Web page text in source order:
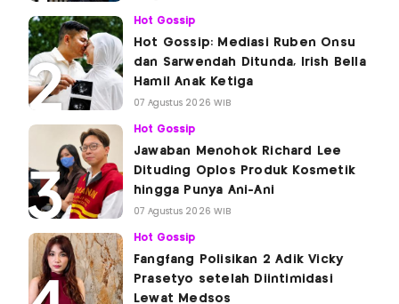
Hot Gossip
Hot Gossip: Mediasi Ruben Onsu
dan Sarwendah Ditunda, Irish Bella
Hamil Anak Ketiga
07 Agustus 2026 WIB
Hot Gossip
Jawaban Menohok Richard Lee
Dituding Oplos Produk Kosmetik
hingga Punya Ani-Ani
07 Agustus 2026 WIB
Hot Gossip
Fangfang Polisikan 2 Adik Vicky
Prasetyo setelah Diintimidasi
Lewat Medsos